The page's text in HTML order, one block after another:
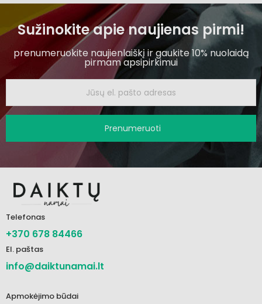
Sužinokite apie naujienas pirmi!
prenumeruokite naujienlaiškį ir gaukite 10% nuolaidą
pirmam apsipirkimui
Prenumeruoti
Telefonas
+370 678 84466
El. paštas
info@daiktunamai.lt
Apmokėjimo būdai